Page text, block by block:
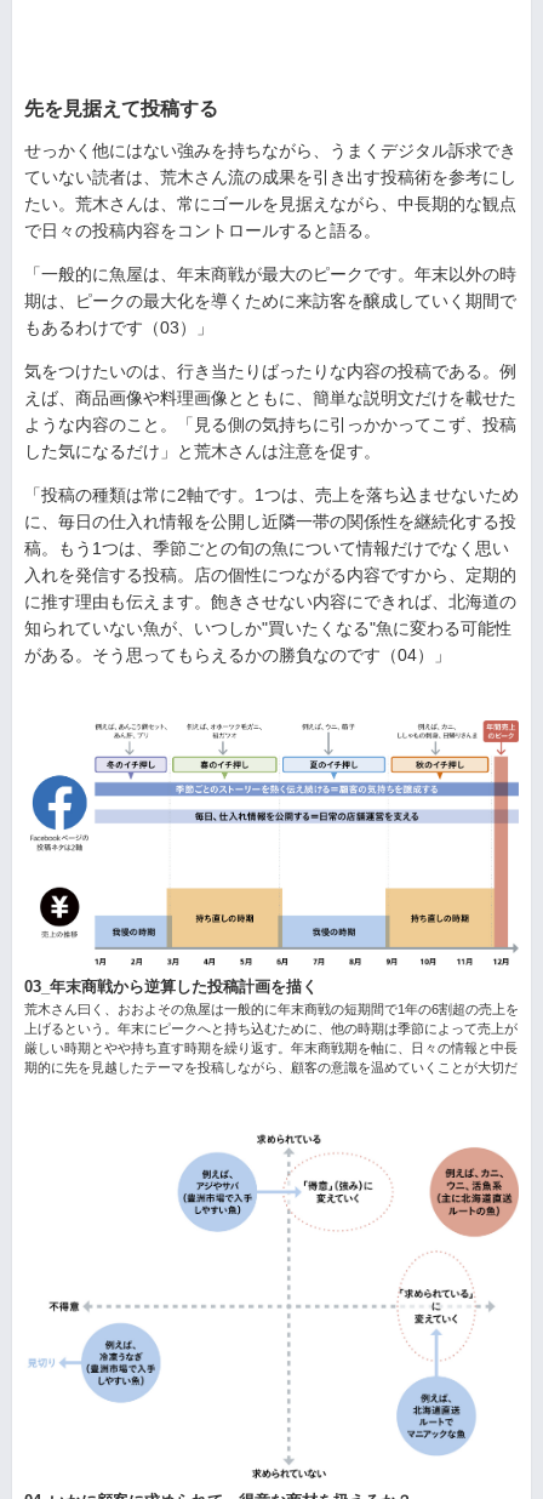
先を見据えて投稿する
せっかく他にはない強みを持ちながら、うまくデジタル訴求でき
ていない読者は、荒木さん流の成果を引き出す投稿術を参考にし
たい。荒木さんは、常にゴールを見据えながら、中長期的な観点
で日々の投稿内容をコントロールすると語る。
「一般的に魚屋は、年末商戦が最大のピークです。年末以外の時
期は、ピークの最大化を導くために来訪客を醸成していく期間で
もあるわけです（03）」
気をつけたいのは、行き当たりばったりな内容の投稿である。例
えば、商品画像や料理画像とともに、簡単な説明文だけを載せた
ような内容のこと。「見る側の気持ちに引っかかってこず、投稿
した気になるだけ」と荒木さんは注意を促す。
「投稿の種類は常に2軸です。1つは、売上を落ち込ませないため
に、毎日の仕入れ情報を公開し近隣一帯の関係性を継続化する投
稿。もう1つは、季節ごとの旬の魚について情報だけでなく思い
入れを発信する投稿。店の個性につながる内容ですから、定期的
に推す理由も伝えます。飽きさせない内容にできれば、北海道の
知られていない魚が、いつしか"買いたくなる"魚に変わる可能性
がある。そう思ってもらえるかの勝負なのです（04）」
03_年末商戦から逆算した投稿計画を描く
荒木さん曰く、おおよその魚屋は一般的に年末商戦の短期間で1年の6割超の売上を
上げるという。年末にピークへと持ち込むために、他の時期は季節によって売上が
厳しい時期とやや持ち直す時期を繰り返す。年末商戦期を軸に、日々の情報と中長
期的に先を見越したテーマを投稿しながら、顧客の意識を温めていくことが大切だ